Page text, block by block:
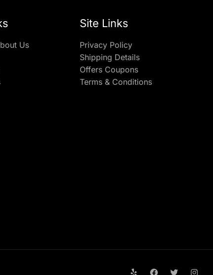
Us
Site Links
Privacy Policy
Shipping Details
Offers Coupons
Terms & Conditions